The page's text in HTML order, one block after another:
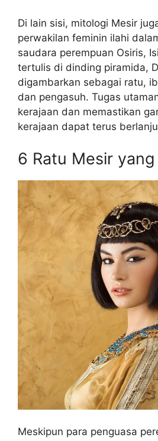
Di lain sisi, mitologi Mesir
perwakilan feminin ilahi
saudara perempuan Osiris,
tertulis di dinding piramida,
digambarkan sebagai ratu,
dan pengasuh. Tugas
kerajaan dan memastikan
kerajaan dapat terus
6 Ratu Mesir
Meskipun para penguasa